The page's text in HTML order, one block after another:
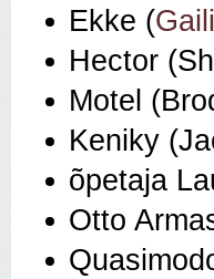
Ekke (
Hector
Motel
Keniky
õpetaja
Otto